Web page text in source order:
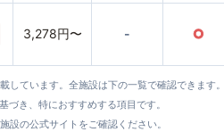
3,278円〜 - ○
ています。全施設は下の一覧で確認できます。
き、特におすすめする項目です。
設の公式サイトをご確認ください。